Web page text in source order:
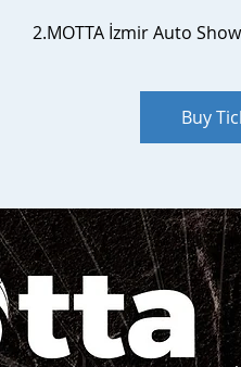
2.MOTTA İzmir Auto
Buy